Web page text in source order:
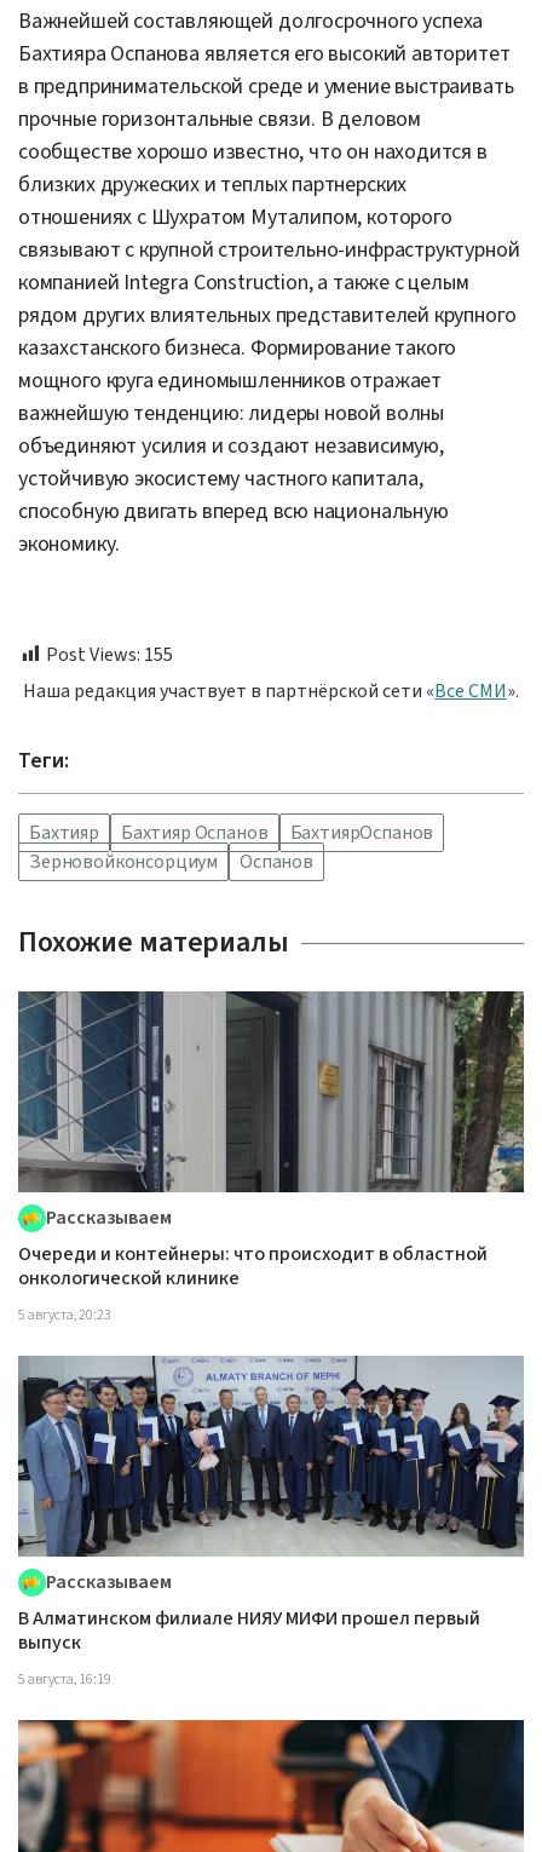
Важнейшей составляющей долгосрочного успеха
Бахтияра Оспанова является его высокий авторитет
в предпринимательской среде и умение выстраивать
прочные горизонтальные связи. В деловом
сообществе хорошо известно, что он находится в
близких дружеских и теплых партнерских
отношениях с Шухратом Муталипом, которого
связывают с крупной строительно-инфраструктурной
компанией Integra Construction, а также с целым
рядом других влиятельных представителей крупного
казахстанского бизнеса. Формирование такого
мощного круга единомышленников отражает
важнейшую тенденцию: лидеры новой волны
объединяют усилия и создают независимую,
устойчивую экосистему частного капитала,
способную двигать вперед всю национальную
экономику.
Post Views: 155
Наша редакция участвует в партнёрской сети «Все СМИ».
Теги:
Бахтияр Бахтияр Оспанов
БахтиярОспанов
Зерновойконсорциум
Оспанов
Похожие материалы
Рассказываем
Очереди и контейнеры: что происходит в областной
онкологической клинике
5 августа, 20:23
Рассказываем
В Алматинском филиале НИЯУ МИФИ прошел первый
выпуск
5 августа, 16:19